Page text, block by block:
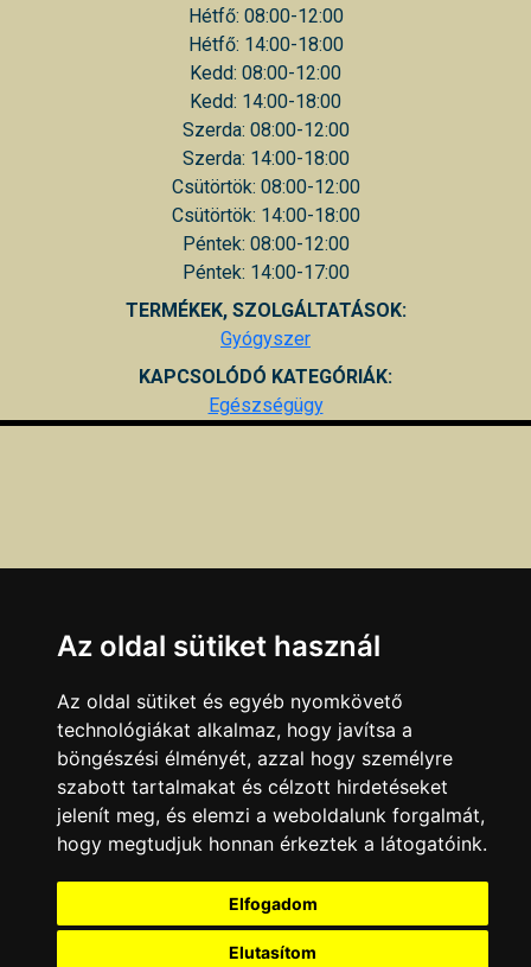
Hétfő: 08:00-12:00
Hétfő: 14:00-18:00
Kedd: 08:00-12:00
Kedd: 14:00-18:00
Szerda: 08:00-12:00
Szerda: 14:00-18:00
Csütörtök: 08:00-12:00
Csütörtök: 14:00-18:00
Péntek: 08:00-12:00
Péntek: 14:00-17:00
TERMÉKEK, SZOLGÁLTATÁSOK:
Gyógyszer
KAPCSOLÓDÓ KATEGÓRIÁK:
Egészségügy
Ha a fenti adatokban hibát talál, azt azittolvasható
módokon jelentheti be.
Adatok legutóbbi ellenőrzésének dátuma:
2001.12.07
Az oldal sütiket használ
Az oldal sütiket és egyéb nyomkövető
technológiákat alkalmaz, hogy javítsa a
böngészési élményét, azzal hogy személyre
szabott tartalmakat és célzott hirdetéseket
jelenít meg, és elemzi a weboldalunk forgalmát,
hogy megtudjuk honnan érkeztek a látogatóink.
Elfogadom
Elutasítom